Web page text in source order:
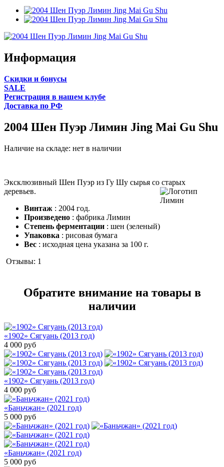
Информация
Cкидки и бонусы
SALE
Регистрация в нашем клубе
Доставка по РФ
2004 Шен Пуэр Лимин Jing Mai Gu Shu
Наличие на складе: нет в наличии
Эксклюзивный Шен Пуэр из Гу Шу сырья со старых
деревьев.
Винтаж : 2004 год.
Произведено : фабрика Лимин
Степень ферментации : шен (зеленый)
Упаковка : рисовая бумага
Вес : исходная цена указана за 100 г.
Отзывы: 1
Обратите внимание на товары в
наличии
«1902» Сягуань (2013 год)
4 000 руб
«1902» Сягуань (2013 год)
4 000 руб
«Баньчжан» (2021 год)
5 000 руб
«Баньчжан» (2021 год)
5 000 руб